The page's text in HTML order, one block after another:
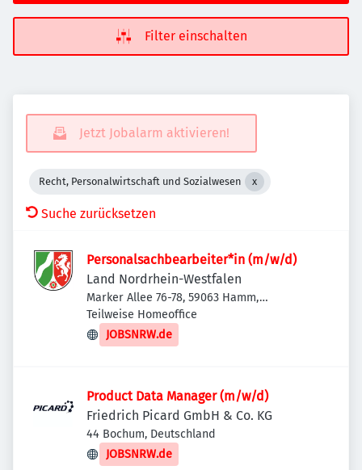
Filter einschalten
Jetzt Jobalarm aktivieren!
Recht, Personalwirtschaft und Sozialwesen
Suche zurücksetzen
Personalsachbearbeiter*in (m/w/d)
Land Nordrhein-Westfalen
Marker Allee 76-78, 59063 Hamm,
Deutschland
Teilweise Homeoffice
JOBSNRW.de
Product Data Manager (m/w/d)
Friedrich Picard GmbH & Co. KG
44 Bochum, Deutschland
JOBSNRW.de